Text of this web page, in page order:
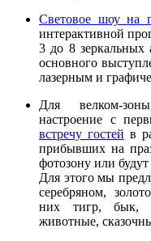
Световое шоу на
интерактивной
3 до 8 зеркальных
основного
лазерным и
Для велком-
настроение с
встречу гостей в
прибывших на
фотозону или
Для этого мы
серебряном,
них тигр, бык,
животные,